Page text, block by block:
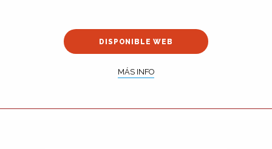
DISPONIBLE WEB
MÁS INFO